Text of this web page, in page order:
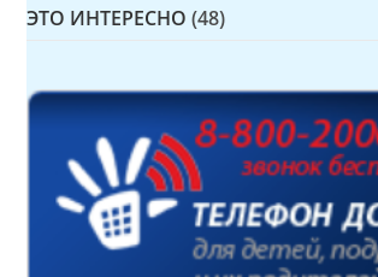
ЭТО ИНТЕРЕСНО (48)